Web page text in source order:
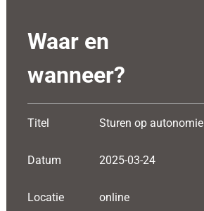
Waar en
wanneer?
Titel Sturen op autonomie
Datum 2025-03-24
Locatie online